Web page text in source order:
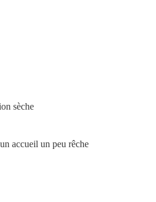
sèche
accueil un peu rêche